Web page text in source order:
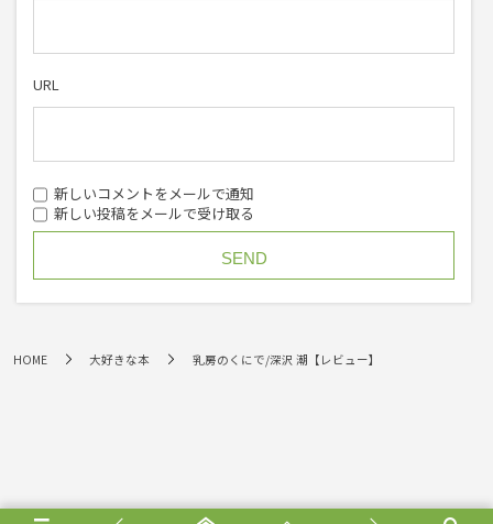
URL
新しいコメントをメールで通知
新しい投稿をメールで受け取る
HOME 大好きな本 乳房のくにで/深沢 潮【レビュー】